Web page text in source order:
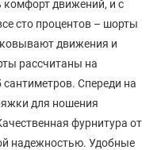
комфорт движений, и с
сто процентов – шорты
движения и
рассчитаны на
Спереди на
для ношения
фурнитура от
надежностью. Удобные